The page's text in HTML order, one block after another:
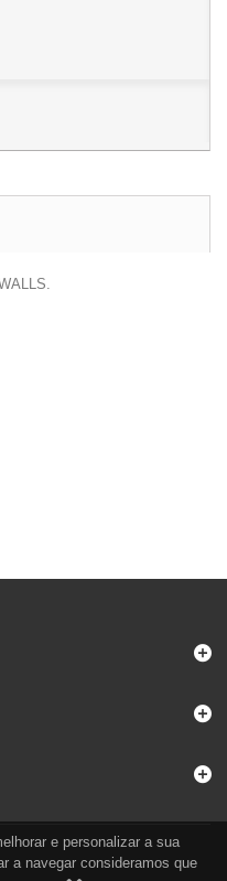
e personalizar a sua
a navegar consideramos que